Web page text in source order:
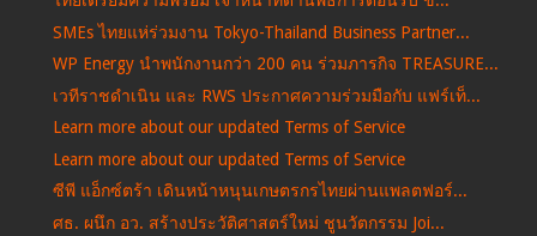
SMEs ไทยแห่ร่วมงาน Tokyo-Thailand Business Partner...
WP Energy นำพนักงานกว่า 200 คน ร่วมภารกิจ TREASURE...
เวทีราชดำเนิน และ RWS ประกาศความร่วมมือกับ แฟร์เท็...
Learn more about our updated Terms of Service
Learn more about our updated Terms of Service
ซีพี แอ็กซ์ตร้า เดินหน้าหนุนเกษตรกรไทยผ่านแพลตฟอร์...
ศธ. ผนึก อว. สร้างประวัติศาสตร์ใหม่ ชูนวัตกรรม Joi...